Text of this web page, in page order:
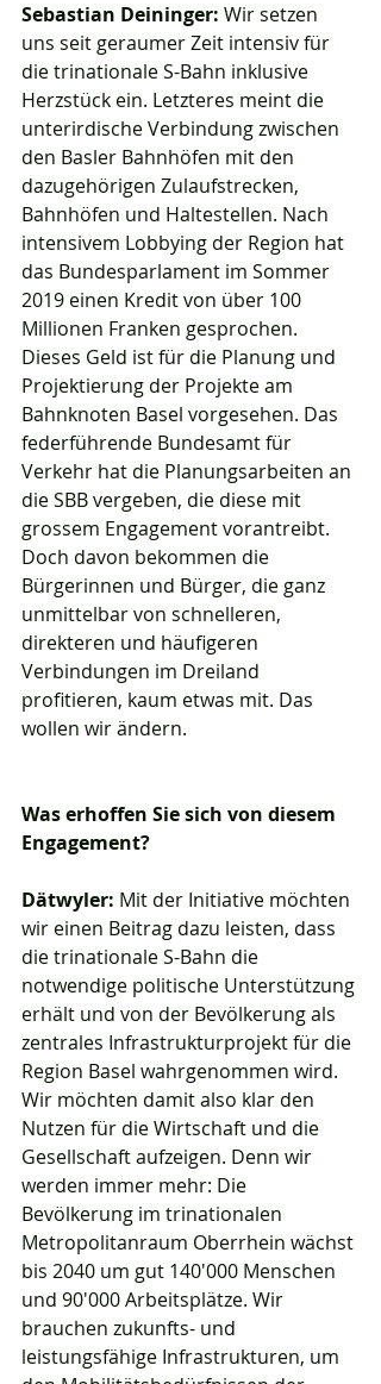
Sebastian Deininger: Wir setzen
uns seit geraumer Zeit intensiv für
die trinationale S-Bahn inklusive
Herzstück ein. Letzteres meint die
unterirdische Verbindung zwischen
den Basler Bahnhöfen mit den
dazugehörigen Zulaufstrecken,
Bahnhöfen und Haltestellen. Nach
intensivem Lobbying der Region hat
das Bundesparlament im Sommer
2019 einen Kredit von über 100
Millionen Franken gesprochen.
Dieses Geld ist für die Planung und
Projektierung der Projekte am
Bahnknoten Basel vorgesehen. Das
federführende Bundesamt für
Verkehr hat die Planungsarbeiten an
die SBB vergeben, die diese mit
grossem Engagement vorantreibt.
Doch davon bekommen die
Bürgerinnen und Bürger, die ganz
unmittelbar von schnelleren,
direkteren und häufigeren
Verbindungen im Dreiland
profitieren, kaum etwas mit. Das
wollen wir ändern.
Was erhoffen Sie sich von diesem
Engagement?
Dätwyler: Mit der Initiative möchten
wir einen Beitrag dazu leisten, dass
die trinationale S-Bahn die
notwendige politische Unterstützung
erhält und von der Bevölkerung als
zentrales Infrastrukturprojekt für die
Region Basel wahrgenommen wird.
Wir möchten damit also klar den
Nutzen für die Wirtschaft und die
Gesellschaft aufzeigen. Denn wir
werden immer mehr: Die
Bevölkerung im trinationalen
Metropolitanraum Oberrhein wächst
bis 2040 um gut 140'000 Menschen
und 90'000 Arbeitsplätze. Wir
brauchen zukunfts- und
leistungsfähige Infrastrukturen, um